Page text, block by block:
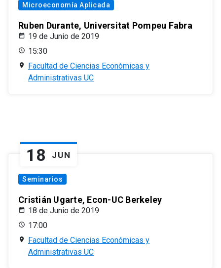
Microeconomía Aplicada
Ruben Durante, Universitat Pompeu Fabra
19 de Junio de 2019
15:30
Facultad de Ciencias Económicas y
Administrativas UC
18 JUN
Seminarios
Cristián Ugarte, Econ-UC Berkeley
18 de Junio de 2019
17:00
Facultad de Ciencias Económicas y
Administrativas UC